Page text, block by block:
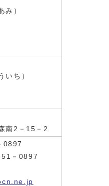
み）
いち）
南2－15－2
0897
51－0897